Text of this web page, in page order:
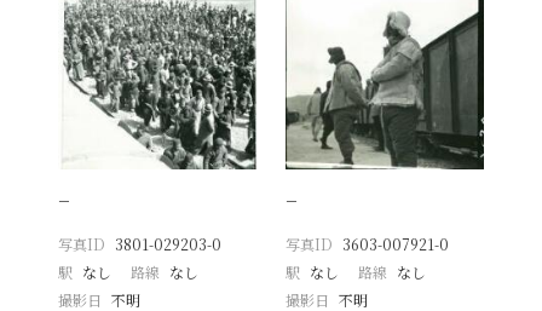
−
写真ID 3801-029203-0
駅 なし 路線 なし
撮影日
不明
−
写真ID 3603-007921-0
駅 なし 路線 なし
撮影日 不明